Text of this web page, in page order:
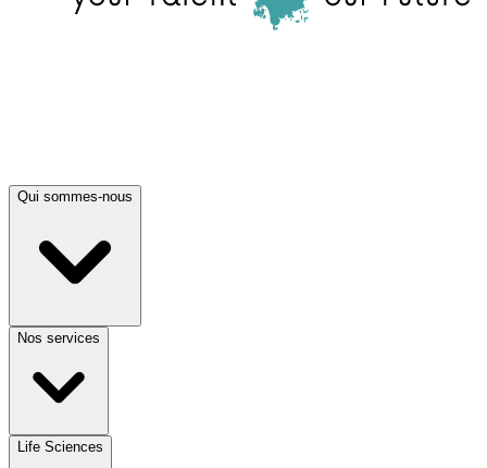
Qui sommes-nous
Nos services
Life Sciences